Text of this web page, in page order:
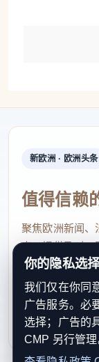
新欧洲 · 欧洲头条
值得信赖
聚焦欧洲新闻、
点，提供及时、
速了解欧洲动态
服务支持、版
利通知
你的隐私选
我们仅在你同
广告服务。必
选择；广告的
CMP 另行管理